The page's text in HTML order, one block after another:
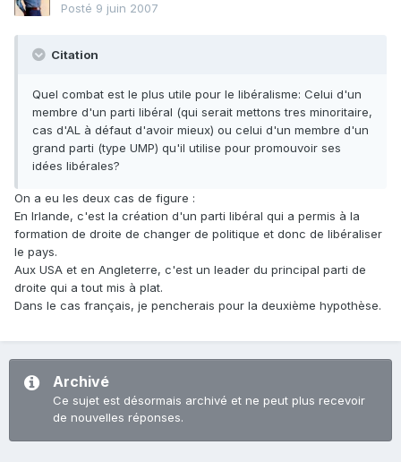
Posté 9 juin 2007
Citation
Quel combat est le plus utile pour le libéralisme: Celui d'un
membre d'un parti libéral (qui serait mettons tres minoritaire,
cas d'AL à défaut d'avoir mieux) ou celui d'un membre d'un
grand parti (type UMP) qu'il utilise pour promouvoir ses
idées libérales?
On a eu les deux cas de figure :
En Irlande, c'est la création d'un parti libéral qui a permis à la
formation de droite de changer de politique et donc de libéraliser
le pays.
Aux USA et en Angleterre, c'est un leader du principal parti de
droite qui a tout mis à plat.
Dans le cas français, je pencherais pour la deuxième hypothèse.
Archivé
Ce sujet est désormais archivé et ne peut plus recevoir
de nouvelles réponses.